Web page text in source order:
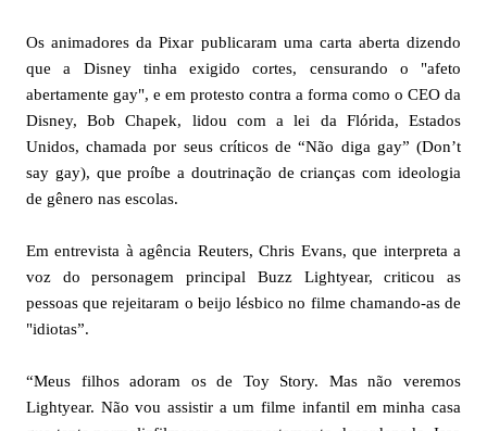
Os animadores da Pixar publicaram uma carta aberta dizendo
que a Disney tinha exigido cortes, censurando o "afeto
abertamente gay", e em protesto contra a forma como o CEO da
Disney, Bob Chapek, lidou com a lei da Flórida, Estados
Unidos, chamada por seus críticos de “Não diga gay” (Don’t
say gay), que proíbe a doutrinação de crianças com ideologia
de gênero nas escolas.
Em entrevista à agência Reuters, Chris Evans, que interpreta a
voz do personagem principal Buzz Lightyear, criticou as
pessoas que rejeitaram o beijo lésbico no filme chamando-as de
"idiotas”.
“Meus filhos adoram os de Toy Story. Mas não veremos
Lightyear. Não vou assistir a um filme infantil em minha casa